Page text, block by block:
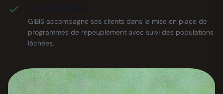
GIBIS accompagne ses clients dans la mise en place de
programmes de repeuplement avec suivi des populations
lâchées.